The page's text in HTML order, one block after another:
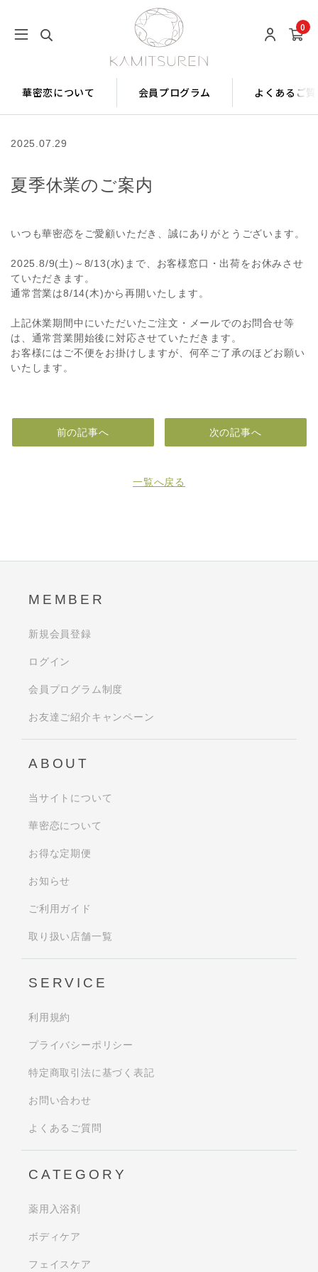
0
華密恋について 会員プログラム よくあるご
2025.07.29
夏季休業のご案内
いつも華密恋をご愛顧いただき、誠にありがとうございます。
2025.8/9(土)～8/13(水)まで、お客様窓口・出荷をお休みさせ
ていただきます。
通常営業は8/14(木)から再開いたします。
上記休業期間中にいただいたご注文・メールでのお問合せ等
は、通常営業開始後に対応させていただきます。
お客様にはご不便をお掛けしますが、何卒ご了承のほどお願い
いたします。
前の記事へ
一覧へ戻る
次の記事へ
MEMBER
新規会員登録
ログイン
会員プログラム制度
お友達ご紹介キャンペーン
ABOUT
当サイトについて
華密恋について
お得な定期便
お知らせ
ご利用ガイド
取り扱い店舗一覧
SERVICE
利用規約
プライバシーポリシー
特定商取引法に基づく表記
お問い合わせ
よくあるご質問
CATEGORY
薬用入浴剤
ボディケア
フェイスケア